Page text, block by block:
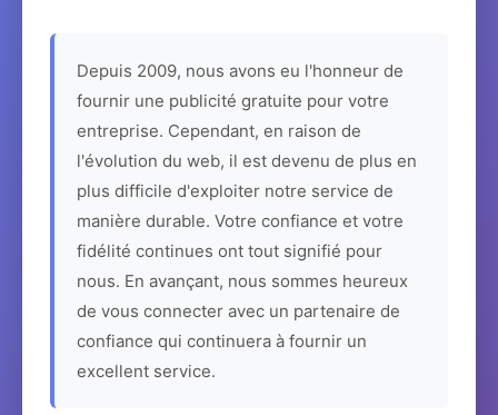
Depuis 2009, nous avons eu l'honneur de
fournir une publicité gratuite pour votre
entreprise. Cependant, en raison de
l'évolution du web, il est devenu de plus en
plus difficile d'exploiter notre service de
manière durable. Votre confiance et votre
fidélité continues ont tout signifié pour
nous. En avançant, nous sommes heureux
de vous connecter avec un partenaire de
confiance qui continuera à fournir un
excellent service.